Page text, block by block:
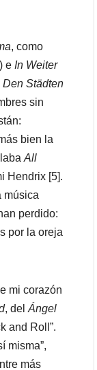
, como
e In Weiter
Den Städten
sin
bien la
All
Hendrix [5].
música
perdido:
por la oreja
mi corazón
, del Ángel
and Roll”.
misma”,
más